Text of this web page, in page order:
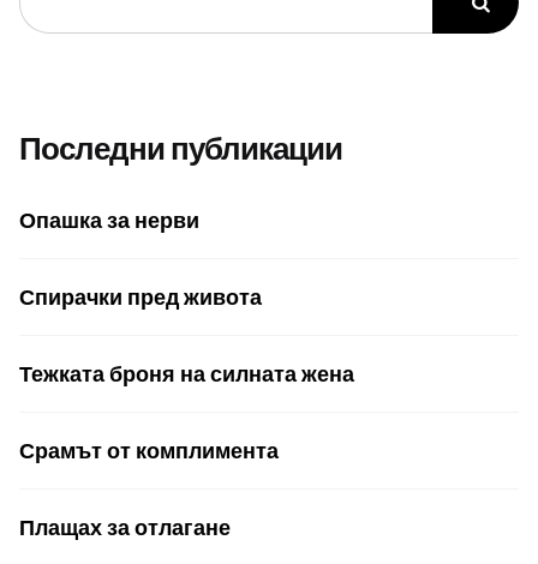
Последни публикации
Опашка за нерви
Спирачки пред живота
Тежката броня на силната жена
Срамът от комплимента
Плащах за отлагане